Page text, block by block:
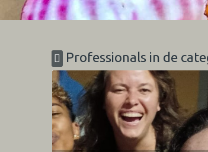
Professionals in de